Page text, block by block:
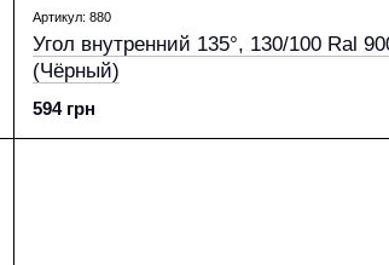
Артикул: 880
Угол внутренний 135°, 130/100 Ral 9005
(Чёрный)
594 грн